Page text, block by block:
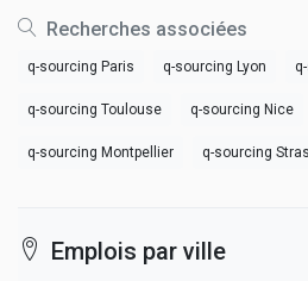
Recherches associées
q-sourcing Paris q-sourcing Lyon
q-sourcing Toulouse q-sourcing Nice
q-sourcing Montpellier q-sourcing
Emplois par ville